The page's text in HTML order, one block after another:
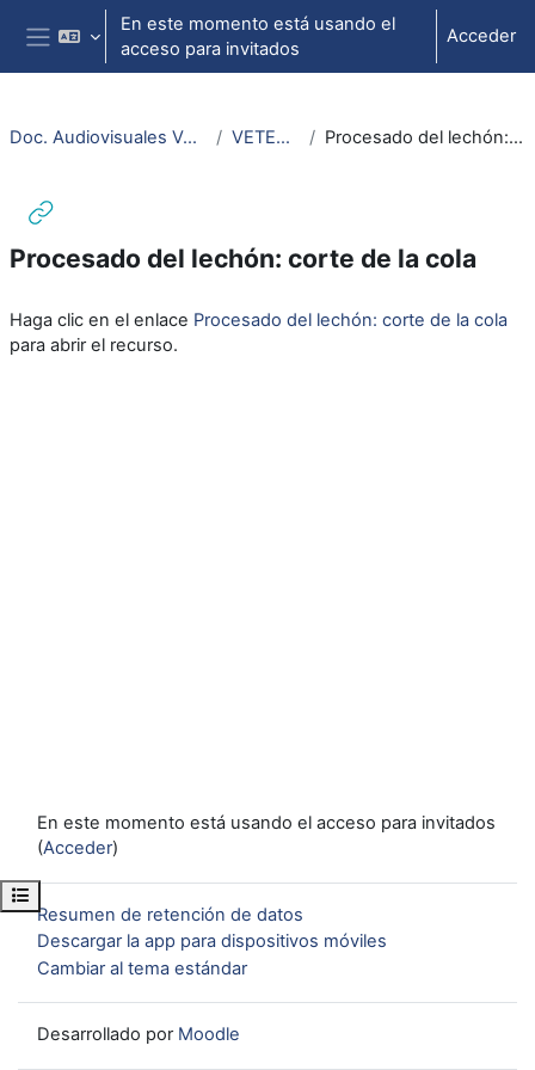
Salta al contenido principal
Panel lateral
En este momento está usando el
acceso para invitados
Acceder
Abrir índice del curso
Doc. Audiovisuales Veterinaria CCSS VETERINARIA Procesado del lechón: corte de la cola
Procesado del lechón: corte de la cola
Haga clic en el enlace Procesado del lechón: corte de la cola
para abrir el recurso.
En este momento está usando el acceso para invitados
(Acceder)
Resumen de retención de datos
Descargar la app para dispositivos móviles
Cambiar al tema estándar
Desarrollado por Moodle